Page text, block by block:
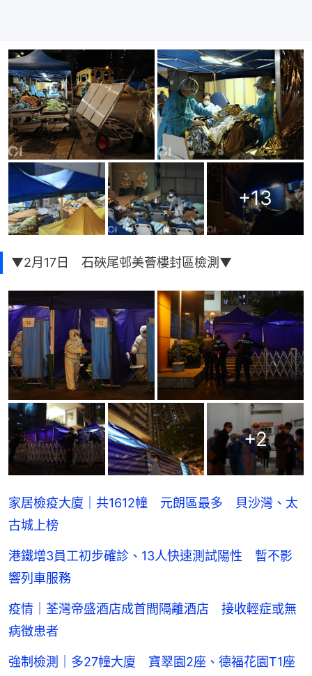
+13
▼2月17日 石硤尾邨美薈樓封區檢測▼
+2
家居檢疫大廈｜共1612幢 元朗區最多 貝沙灣、太
古城上榜
港鐵增3員工初步確診、13人快速測試陽性 暫不影
響列車服務
疫情｜荃灣帝盛酒店成首間隔離酒店 接收輕症或無
病徵患者
強制檢測｜多27幢大廈 寶翠園2座、德福花園T1座